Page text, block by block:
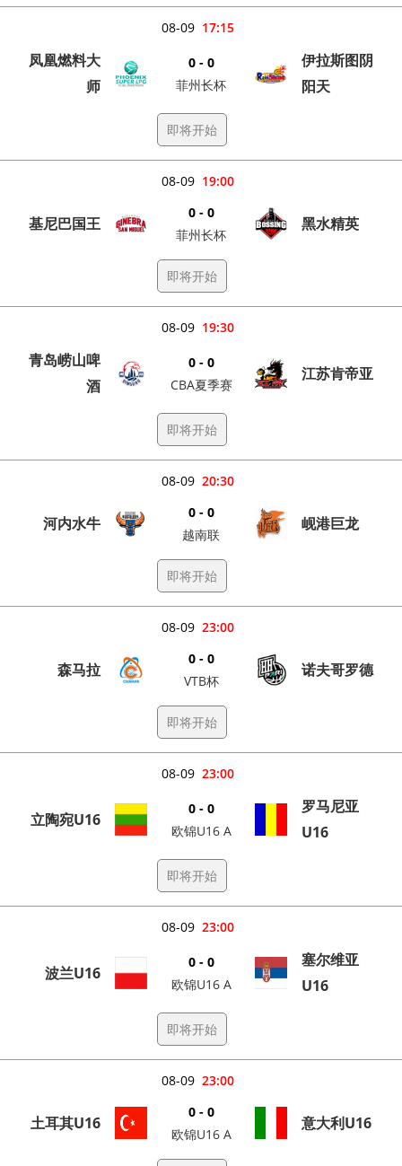
17:15
08-09
凤凰燃料大
师
0 - 0
菲州长杯
伊拉斯图阴
阳天
即将开始
19:00
08-09
基尼巴国王
0 - 0
菲州长杯
黑水精英
即将开始
19:30
08-09
青岛崂山啤
酒
0 - 0
CBA夏季赛
江苏肯帝亚
即将开始
20:30
08-09
河内水牛
0 - 0
越南联
岘港巨龙
即将开始
23:00
08-09
森马拉
0 - 0
VTB杯
诺夫哥罗德
即将开始
23:00
08-09
立陶宛U16
0 - 0
欧锦U16 A
罗马尼亚
U16
即将开始
23:00
08-09
波兰U16
0 - 0
欧锦U16 A
塞尔维亚
U16
即将开始
23:00
08-09
土耳其U16
0 - 0
欧锦U16 A
意大利U16